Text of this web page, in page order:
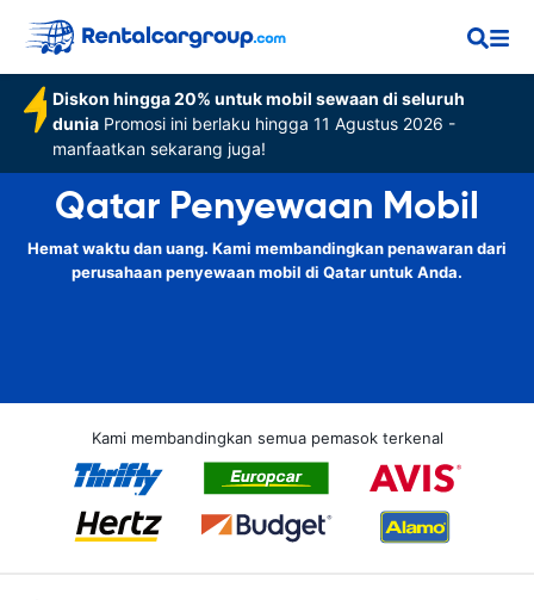
Diskon hingga 20% untuk mobil sewaan di seluruh
dunia Promosi ini berlaku hingga 11 Agustus 2026 -
manfaatkan sekarang juga!
Qatar Penyewaan Mobil
Hemat waktu dan uang. Kami membandingkan penawaran dari
perusahaan penyewaan mobil di Qatar untuk Anda.
Kami membandingkan semua pemasok terkenal